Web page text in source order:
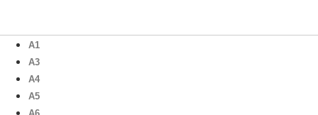
A1
A3
A4
A5